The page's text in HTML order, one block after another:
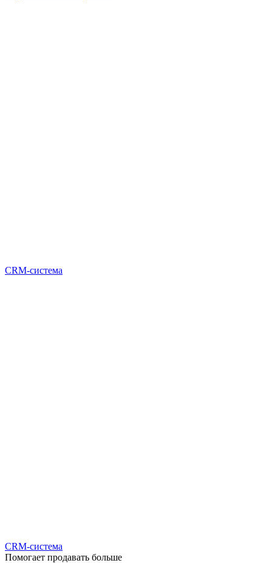
CRM-система
CRM-система
Помогает продавать больше